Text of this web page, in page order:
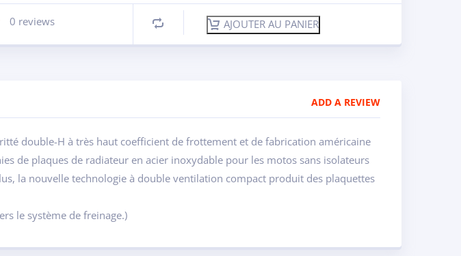
0 reviews AJOUTER AU PANIER
ADD A REVIEW
double-H à très haut coefficient de frottement et de fabrication américaine
de plaques de radiateur en acier inoxydable pour les motos sans isolateurs
la nouvelle technologie à double ventilation compact produit des plaquettes
le système de freinage.)